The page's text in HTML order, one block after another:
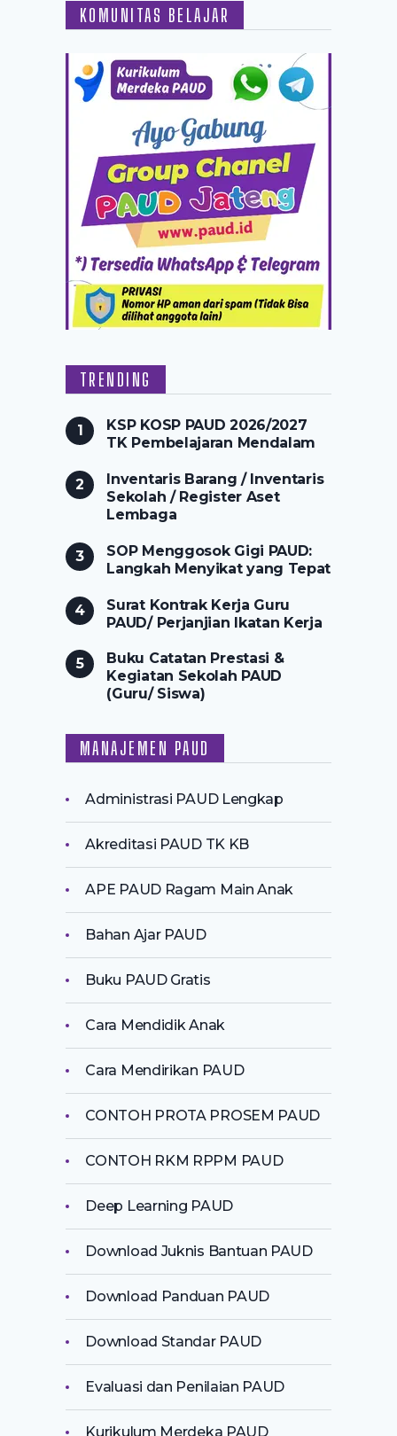
KOMUNITAS BELAJAR
TRENDING
KSP KOSP PAUD 2026/2027
TK Pembelajaran Mendalam
Inventaris Barang / Inventaris
Sekolah / Register Aset
Lembaga
SOP Menggosok Gigi PAUD:
Langkah Menyikat yang Tepat
Surat Kontrak Kerja Guru
PAUD/ Perjanjian Ikatan Kerja
Buku Catatan Prestasi &
Kegiatan Sekolah PAUD
(Guru/ Siswa)
MANAJEMEN PAUD
Administrasi PAUD Lengkap
Akreditasi PAUD TK KB
APE PAUD Ragam Main Anak
Bahan Ajar PAUD
Buku PAUD Gratis
Cara Mendidik Anak
Cara Mendirikan PAUD
CONTOH PROTA PROSEM PAUD
CONTOH RKM RPPM PAUD
Deep Learning PAUD
Download Juknis Bantuan PAUD
Download Panduan PAUD
Download Standar PAUD
Evaluasi dan Penilaian PAUD
Kurikulum Merdeka PAUD